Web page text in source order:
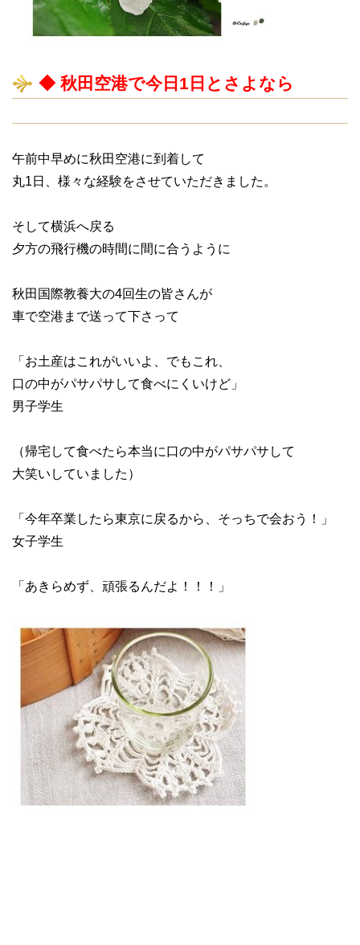
◆ 秋田空港で今日1日とさよなら
午前中早めに秋田空港に到着して
丸1日、様々な経験をさせていただきました。
そして横浜へ戻る
夕方の飛行機の時間に間に合うように
秋田国際教養大の4回生の皆さんが
車で空港まで送って下さって
「お土産はこれがいいよ、でもこれ、
口の中がパサパサして食べにくいけど」
男子学生
（帰宅して食べたら本当に口の中がパサパサして
大笑いしていました）
「今年卒業したら東京に戻るから、そっちで会おう！」
女子学生
「あきらめず、頑張るんだよ！！！」